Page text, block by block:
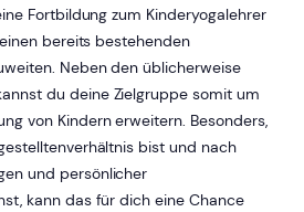
Fortbildung zum Kinderyogalehrer
bereits bestehenden
Neben den üblicherweise
du deine Zielgruppe somit um
von Kindern erweitern. Besonders,
bist und nach
und persönlicher
kann das für dich eine Chance